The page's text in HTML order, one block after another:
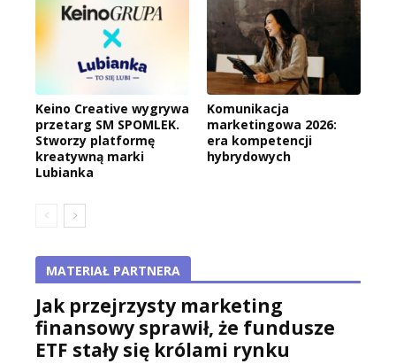
Keino Creative wygrywa
przetarg SM SPOMLEK.
Stworzy platformę
kreatywną marki
Lubianka
Komunikacja
marketingowa 2026:
era kompetencji
hybrydowych
MATERIAŁ PARTNERA
Jak przejrzysty marketing
finansowy sprawił, że fundusze
ETF stały się królami rynku